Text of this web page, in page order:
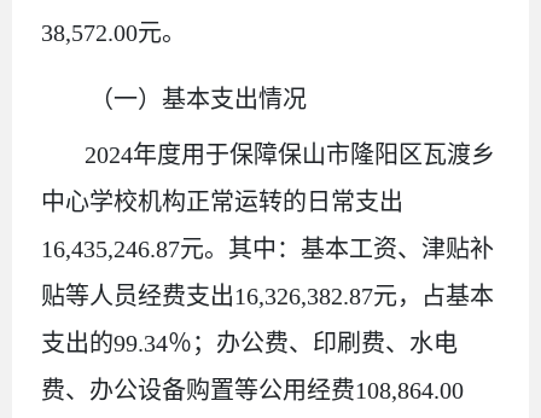
38,572.00元。
（一）基本支出情况
2024年度用于保障保山市隆阳区瓦渡乡
中心学校机构正常运转的日常支出
16,435,246.87元。 其中： 基本工资、津贴补
贴等人员经费支出16,326,382.87元，
占基本
支出的99.34％；办公费、印刷费、水电
费、办公设备购置等公用经费108,864.00